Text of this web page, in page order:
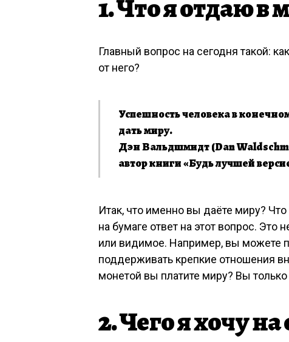
1. Что я отдаю в
Главный вопрос на сегодня такой:
от него?
Успешность человека в
дать миру.
Дэн Вальдшмидт (Dan
автор книги «Будь лучшей
Итак, что именно вы даёте миру?
на бумаге ответ на этот вопрос. Это
или видимое. Например, вы можете
поддерживать крепкие отношения
монетой вы платите миру? Вы только
2. Чего я хочу